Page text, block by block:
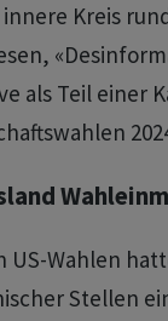
Kreis
als Teil einer
Wahlen
Stellen